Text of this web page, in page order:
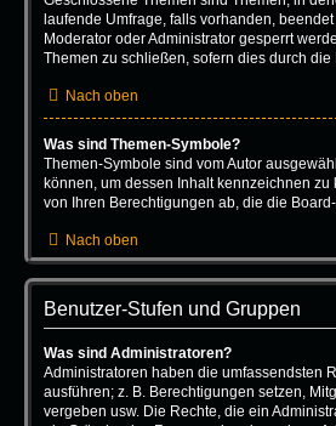
laufende Umfrage, falls vorhanden,
Moderator oder Administrator gesperrt
Themen zu schließen, sofern dies durch
Nach oben
Was sind Themen-Symbole?
Themen-Symbole sind vom Autor
können, um dessen Inhalt kennzeichnen
von Ihren Berechtigungen ab, die die
Nach oben
Benutzer-Stufen und Gruppen
Was sind Administratoren?
Administratoren haben die umfassendsten
ausführen; z. B. Berechtigungen setzen,
vergeben usw. Die Rechte, die ein